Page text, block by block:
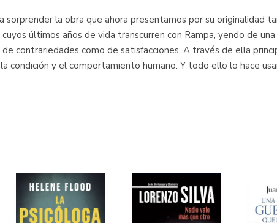
la obra que ahora presentamos por su originalidad
últimos años de vida transcurren con Rampa, yendo de
contrariedades como de satisfacciones. A través de ella
condición y el comportamiento humano. Y todo ello lo hace